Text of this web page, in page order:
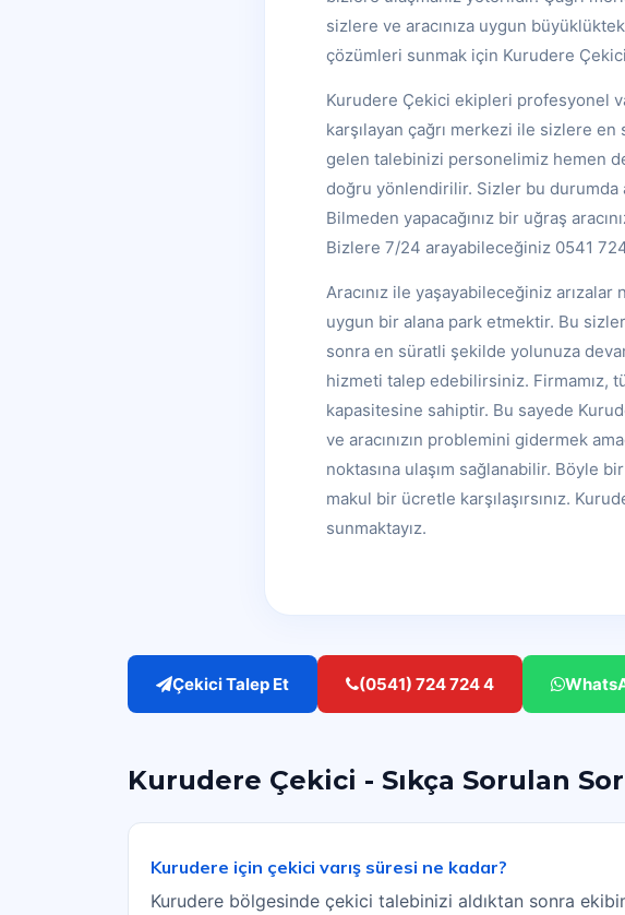
sizlere ve aracınıza uygun
çözümleri sunmak için Kurudere
Kurudere Çekici ekipleri profesyonel
karşılayan çağrı merkezi ile sizlere
gelen talebinizi personelimiz hemen
doğru yönlendirilir. Sizler bu durumda
Bilmeden yapacağınız bir uğraş
Bizlere 7/24 arayabileceğiniz 0541
Aracınız ile yaşayabileceğiniz arızalar
uygun bir alana park etmektir. Bu
sonra en süratli şekilde yolunuza
hizmeti talep edebilirsiniz. Firmamız,
kapasitesine sahiptir. Bu sayede
ve aracınızın problemini gidermek
noktasına ulaşım sağlanabilir. Böyle
makul bir ücretle karşılaşırsınız.
sunmaktayız.
Çekici Talep Et (0541) 724 724 4
Kurudere Çekici - Sıkça Sorulan
Kurudere için çekici varış süresi ne kadar?
Kurudere bölgesinde çekici talebinizi aldıktan sonra